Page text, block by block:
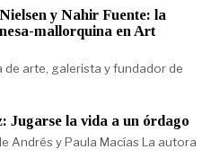
y Nahir Fuente: la
mallorquina en Art
de arte, galerista y fundador de
Jugarse la vida a un órdago
Andrés y Paula Macías La autora